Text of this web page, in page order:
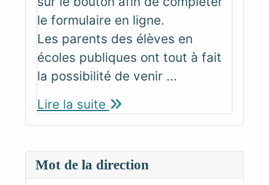
Mot de la direction
le formulaire en ligne.
Les parents des élèves en
écoles publiques ont tout à fait
la possibilité de venir ...
Lire la suite